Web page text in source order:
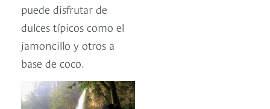
puede disfrutar de
dulces típicos como el
jamoncillo y otros a
base de coco.